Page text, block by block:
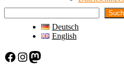
Deutsch
English
Facebook Instagram Mastodon